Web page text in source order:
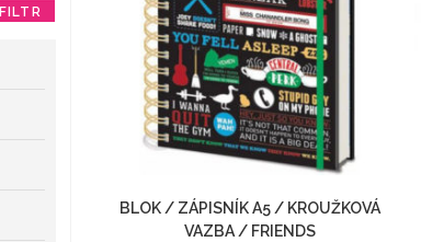
BLOK / ZÁPISNÍK A5 / KROUŽKOVÁ
VAZBA / FRIENDS
FILTR